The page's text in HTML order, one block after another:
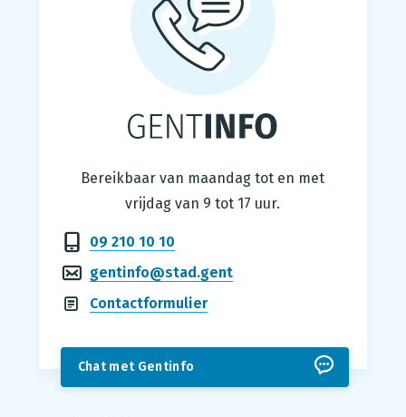
Gentinfo
Bereikbaar van maandag tot en met
vrijdag van 9 tot 17 uur.
09 210 10 10
gentinfo@stad.gent
Contactformulier
Chat met Gentinfo